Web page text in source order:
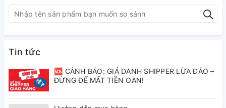
Tin tức
🆘 CẢNH BÁO: GIẢ DANH SHIPPER LỪA ĐẢO –
ĐỪNG ĐỂ MẤT TIỀN OAN!